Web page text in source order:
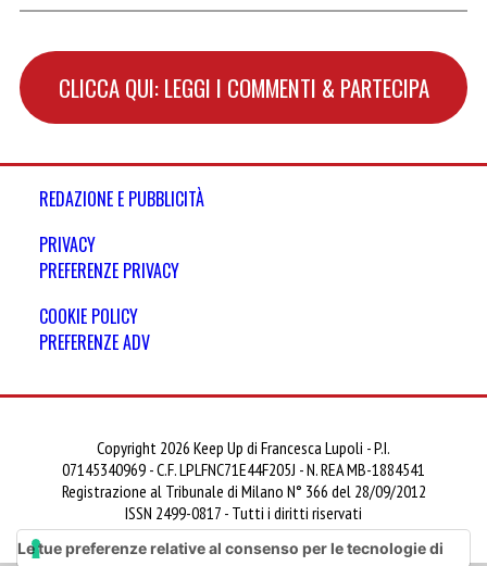
CLICCA QUI: LEGGI I COMMENTI & PARTECIPA
REDAZIONE E PUBBLICITÀ
PRIVACY
PREFERENZE PRIVACY
COOKIE POLICY
PREFERENZE ADV
Copyright 2026 Keep Up di Francesca Lupoli - P.I.
07145340969 - C.F. LPLFNC71E44F205J - N. REA MB-1884541
Registrazione al Tribunale di Milano N° 366 del 28/09/2012
ISSN 2499-0817 - Tutti i diritti riservati
Le tue preferenze relative al consenso per le tecnologie di